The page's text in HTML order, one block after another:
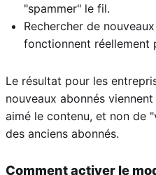
"spammer" le fil.
Rechercher de
fonctionnent réellement
Le résultat pour les
nouveaux abonnés
aimé le contenu, et non de
des anciens abonnés.
Comment activer le